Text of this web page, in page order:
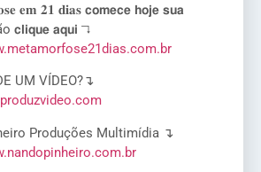
𝐞𝐦 𝟐𝟏 𝐝𝐢𝐚𝐬 𝗰𝗼𝗺𝗲𝗰𝗲 𝗵𝗼𝗷𝗲 𝘀𝘂𝗮
𝗰𝗹𝗶𝗾𝘂𝗲 𝗮𝗾𝘂𝗶 ↴
UM VÍDEO?↴
Produções Multimídia ↴